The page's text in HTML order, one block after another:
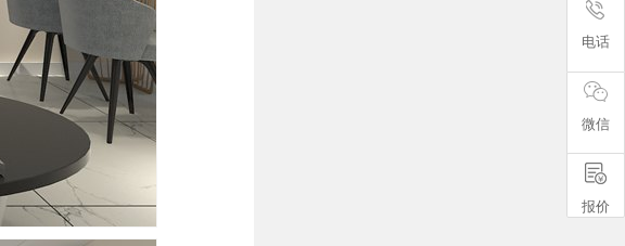
电话
微信
报价